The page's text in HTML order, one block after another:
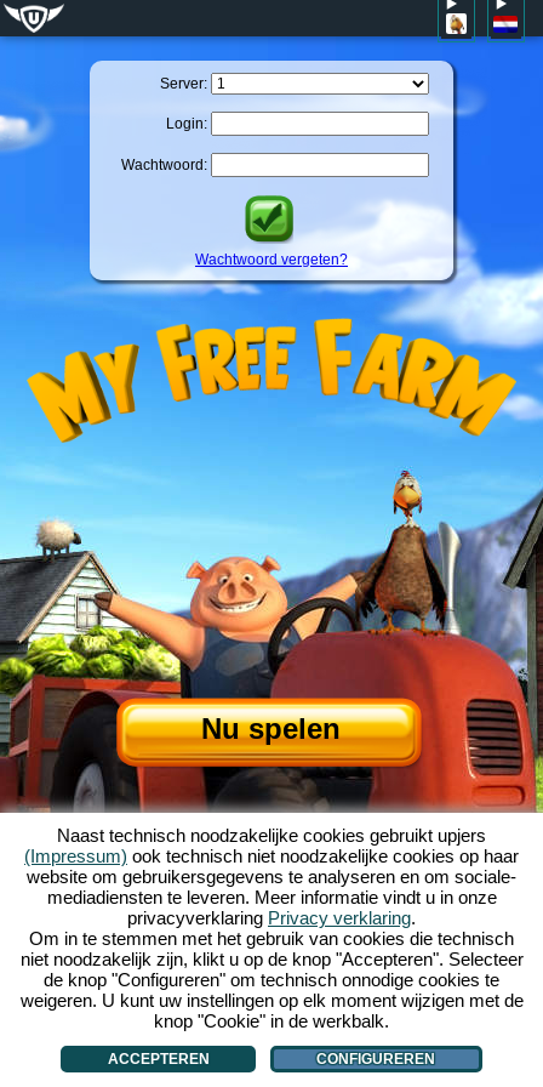
Server:
Login:
Wachtwoord:
Wachtwoord vergeten?
Nu spelen
Over My Free Farm|Het verhaal van dit browserspel|De mogelijkheden
AGV|Impressum|Privacybeleid|Regels| Forum|Support|
My Free Farm 2 App |Google Play|App Store|
Browsergames - Upjers.com| Cookies beheren
Naast technisch noodzakelijke cookies gebruikt upjers
(Impressum) ook technisch niet noodzakelijke cookies op haar
website om gebruikersgegevens te analyseren en om sociale-
mediadiensten te leveren. Meer informatie vindt u in onze
privacyverklaring Privacy verklaring.
Om in te stemmen met het gebruik van cookies die technisch
niet noodzakelijk zijn, klikt u op de knop "Accepteren". Selecteer
de knop "Configureren" om technisch onnodige cookies te
weigeren. U kunt uw instellingen op elk moment wijzigen met de
knop "Cookie" in de werkbalk.
ACCEPTEREN CONFIGUREREN